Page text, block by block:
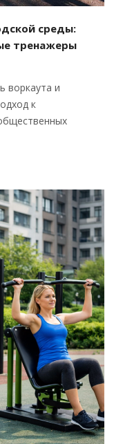
среды:
тренажеры
воркаута и
к